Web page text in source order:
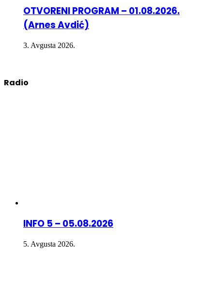
OTVORENI PROGRAM – 01.08.2026.
(Arnes Avdić)
3. Avgusta 2026.
Radio
INFO 5 – 05.08.2026
5. Avgusta 2026.